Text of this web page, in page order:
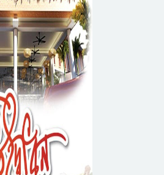
অভ্যুত্থান দিবস উপলক্ষে
বৃক্ষরোপণ কর্মসুচি পালন
রসময় মেমোরিয়াল উচ্চ
বিদ্যালয়ের নতুন ভবনের
উদ্বোধন করলেন মন্ত্রী
মুক্তাদির
মেট্রোপলিটন
ইউনিভার্সিটিতে “পারস্য
কবিতা ও বাংলা কবিতা:
যোগাযোগ ও সম্ভাবনা”
শীর্ষক সেমিনার
সিলেটের জোড়া ব্রিজের
পাশ থেকে আ ট ক
ফরহাদ- বাদশা
‘জুলাই গণঅভ্যুত্থান স্মৃতি
জাদুঘর’ উদ্বোধন করলেন
প্রধানমন্ত্রী